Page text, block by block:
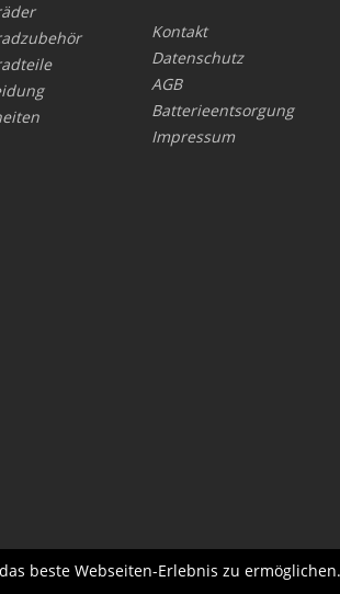
Kontakt
Datenschutz
AGB
Batterieentsorgung
Impressum
beste Webseiten-Erlebnis zu